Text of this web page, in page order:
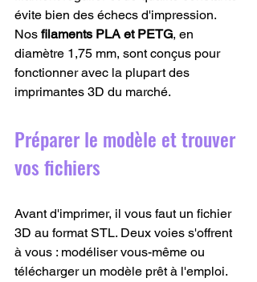
évite bien des échecs d'impression.
Nos filaments PLA et PETG, en
diamètre 1,75 mm, sont conçus pour
fonctionner avec la plupart des
imprimantes 3D du marché.
Préparer le modèle et trouver
vos fichiers
Avant d'imprimer, il vous faut un fichier
3D au format STL. Deux voies s'offrent
à vous : modéliser vous-même ou
télécharger un modèle prêt à l'emploi.